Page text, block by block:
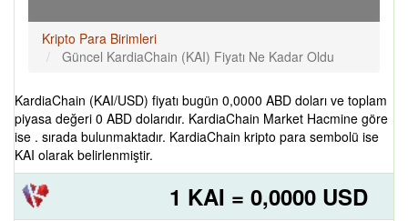
Kripto Para Birimleri
Güncel KardiaChain (KAI) Fiyatı Ne Kadar Oldu
KardiaChain (KAI/USD) fiyatı bugün 0,0000 ABD doları ve toplam
piyasa değeri 0 ABD dolarıdır. KardiaChain Market Hacmine göre
ise . sırada bulunmaktadır. KardiaChain kripto para sembolü ise
KAI olarak belirlenmiştir.
1 KAI = 0,0000 USD